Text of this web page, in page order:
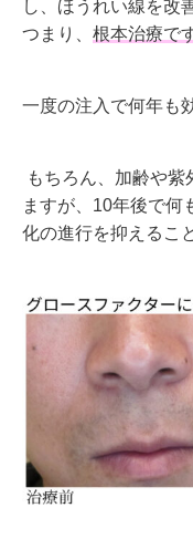
し、ほうれい線を改
つまり、 根本治療で
一度の注入で何年も
もちろん、加齢や紫
ますが、 10年後で何
化の進行を抑えるこ